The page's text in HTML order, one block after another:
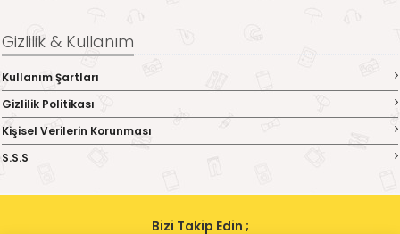
Gizlilik & Kullanım
Kullanım Şartları
Gizlilik Politikası
Kişisel Verilerin Korunması
S.S.S
Bizi Takip Edin ;